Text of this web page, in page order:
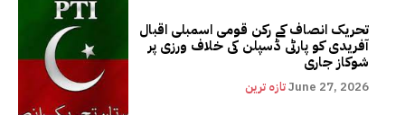
تحریک انصاف کے رکن قومی اسمبلی اقبال
آفریدی کو پارٹی ڈسپلن کی خلاف ورزی پر
شوکاز جاری
تازہ ترینJune 27, 2026